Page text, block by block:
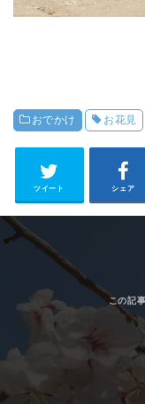
おでかけ お花見
ツイート シェア